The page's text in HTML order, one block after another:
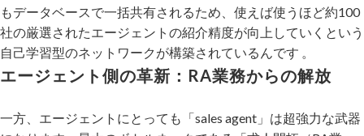
もデータベースで一括共有されるため、使えば使うほど約100
社の厳選されたエージェントの紹介精度が向上していくという
自己学習型のネットワークが構築されているんです 。
エージェント側の革新：RA業務からの解放
一方、エージェントにとっても「sales agent」は超強力な武器